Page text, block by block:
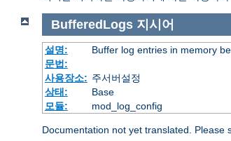
BufferedLogs 지시어
설명:
Buffer log entries in memory
문법:
사용장소: 주서버설정
상태:
Base
모듈:
mod_log_config
Documentation not yet translated. Please